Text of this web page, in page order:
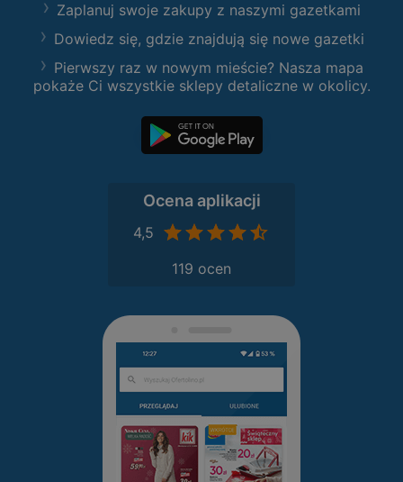
Zaplanuj swoje zakupy z naszymi gazetkami
Dowiedz się, gdzie znajdują się nowe gazetki
Pierwszy raz w nowym mieście? Nasza mapa
pokaże Ci wszystkie sklepy detaliczne w okolicy.
Ocena aplikacji
4,5
119 ocen